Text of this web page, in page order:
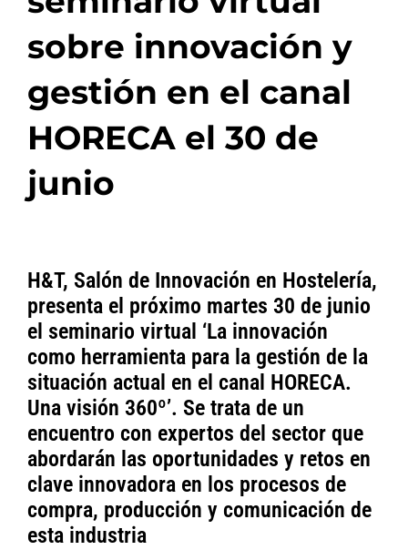
sobre innovación y
gestión en el canal
HORECA el 30 de
junio
H&T, Salón de Innovación en Hostelería,
presenta el próximo martes 30 de junio
el seminario virtual ‘La innovación
como herramienta para la gestión de la
situación actual en el canal HORECA.
Una visión 360º’. Se trata de un
encuentro con expertos del sector que
abordarán las oportunidades y retos en
clave innovadora en los procesos de
compra, producción y comunicación de
esta industria